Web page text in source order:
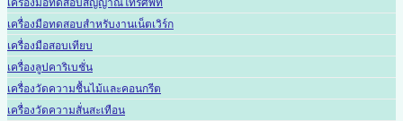
เครื่องมือทดสอบสัญญาณโทรศัพท์
เครื่องมือทดสอบสำหรับงานเน็ตเวิร์ก
เครื่องมือสอบเทียบ
เครื่องลูปคาริเบชั่น
เครื่องวัดความชื้นไม้และคอนกรีต
เครื่องวัดความสั่นสะเทือน